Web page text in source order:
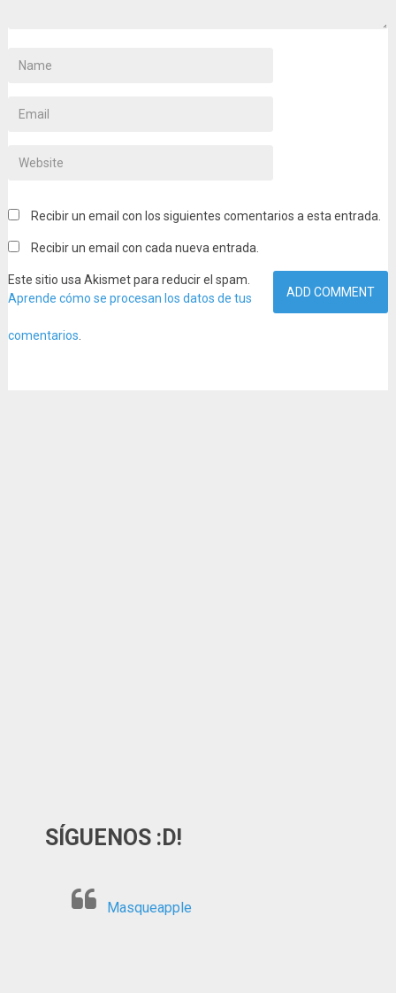
Recibir un email con los siguientes comentarios a esta entrada.
Recibir un email con cada nueva entrada.
Este sitio usa Akismet para reducir el spam.
Aprende cómo se procesan los datos de tus
comentarios
SÍGUENOS :D!
Masqueapple